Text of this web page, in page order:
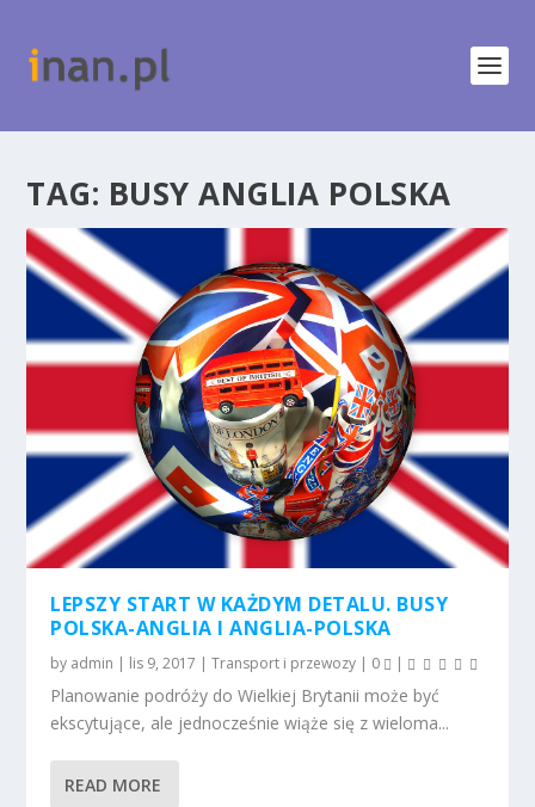
TAG: BUSY ANGLIA POLSKA
LEPSZY START W KAŻDYM DETALU. BUSY
POLSKA-ANGLIA I ANGLIA-POLSKA
by admin | lis 9, 2017 |Transport i przewozy | 0 |
Planowanie podróży do Wielkiej Brytanii może być
ekscytujące, ale jednocześnie wiąże się z wieloma...
READ MORE